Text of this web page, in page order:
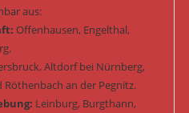
aus:
Offenhausen, Engelthal,
Altdorf bei Nürnberg,
Röthenbach an der Pegnitz.
Leinburg, Burgthann,